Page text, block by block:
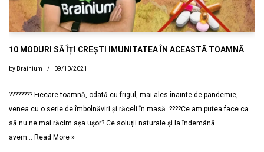
10 MODURI SĂ ÎȚI CREȘTI IMUNITATEA ÎN ACEASTĂ TOAMNĂ
by Brainium 09/10/2021
???????? Fiecare toamnă, odată cu frigul, mai ales înainte de pandemie,
venea cu o serie de îmbolnăviri și răceli în masă. ????Ce am putea face ca
să nu ne mai răcim așa ușor? Ce soluții naturale și la îndemână
avem… Read More »